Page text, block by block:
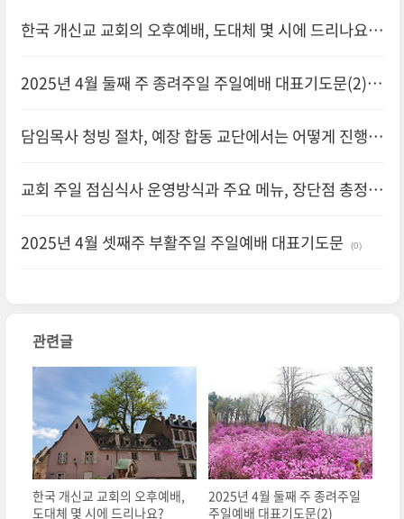
한국 개신교 교회의 오후예배, 도대체 몇 시에 드리나요?
2025년 4월 둘째 주 종려주일 주일예배 대표기도문(2)
담임목사 청빙 절차, 예장 합동 교단에서는 어떻게 진행될
교회 주일 점심식사 운영방식과 주요 메뉴, 장단점 총정리
2025년 4월 셋째주 부활주일 주일예배 대표기도문 (0)
관련글
한국 개신교 교회의 오후예배,
도대체 몇 시에 드리나요?
2025년 4월 둘째 주 종려주일
주일예배 대표기도문(2)